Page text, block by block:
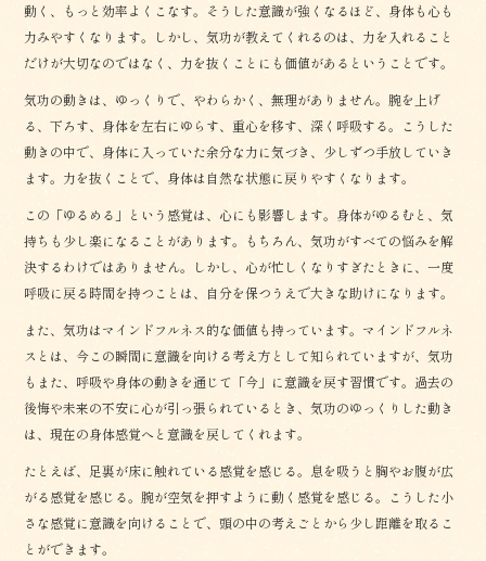
動く、もっと効率よくこなす。そうした意識が強くなるほど、身体も心も
力みやすくなります。しかし、気功が教えてくれるのは、力を入れること
だけが大切なのではなく、力を抜くことにも価値があるということです。
気功の動きは、ゆっくりで、やわらかく、無理がありません。腕を上げ
る、下ろす、身体を左右にゆらす、重心を移す、深く呼吸する。こうした
動きの中で、身体に入っていた余分な力に気づき、少しずつ手放していき
ます。力を抜くことで、身体は自然な状態に戻りやすくなります。
この「ゆるめる」という感覚は、心にも影響します。身体がゆるむと、気
持ちも少し楽になることがあります。もちろん、気功がすべての悩みを解
決するわけではありません。しかし、心が忙しくなりすぎたときに、一度
呼吸に戻る時間を持つことは、自分を保つうえで大きな助けになります。
また、気功はマインドフルネス的な価値も持っています。マインドフルネ
スとは、今この瞬間に意識を向ける考え方として知られていますが、気功
もまた、呼吸や身体の動きを通じて「今」に意識を戻す習慣です。過去の
後悔や未来の不安に心が引っ張られているとき、気功のゆっくりした動き
は、現在の身体感覚へと意識を戻してくれます。
たとえば、足裏が床に触れている感覚を感じる。息を吸うと胸やお腹が広
がる感覚を感じる。腕が空気を押すように動く感覚を感じる。こうした小
さな感覚に意識を向けることで、頭の中の考えごとから少し距離を取るこ
とができます。